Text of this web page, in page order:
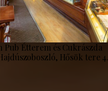
Pub Étterem és Cukrászda
Hősök tere 4.